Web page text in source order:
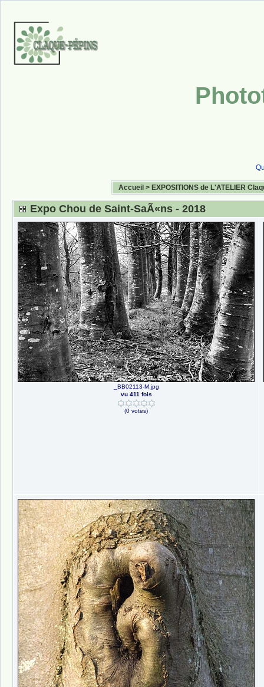
Accueil > EXPOSITIONS de L'ATELIER
Expo Chou de Saint-SaÃ«ns - 2018
_BB02113-M.jpg
vu 411 fois
(0 votes)